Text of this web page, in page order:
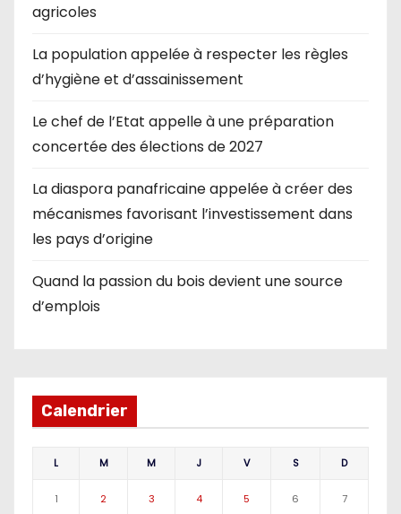
agricoles
La population appelée à respecter les règles
d’hygiène et d’assainissement
Le chef de l’Etat appelle à une préparation
concertée des élections de 2027
La diaspora panafricaine appelée à créer des
mécanismes favorisant l’investissement dans
les pays d’origine
Quand la passion du bois devient une source
d’emplois
Calendrier
L M M J V S D
1 2 3 4 5 6 7